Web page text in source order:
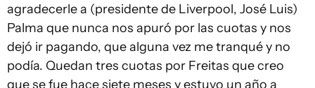
agradecerle a (presidente de Liverpool, José Luis)
Palma que nunca nos apuró por las cuotas y nos
dejó ir pagando, que alguna vez me tranqué y no
podía. Quedan tres cuotas por Freitas que creo
que se fue hace siete meses y estuvo un año a